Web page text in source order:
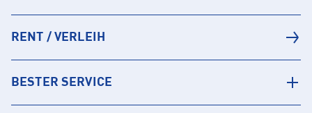
RENT / VERLEIH
BESTER SERVICE